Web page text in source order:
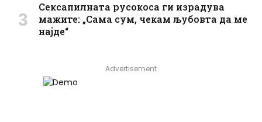
Сексапилната русокоса ги израдува
мажите: „Сама сум, чекам љубовта да ме
најде“
Advertisement